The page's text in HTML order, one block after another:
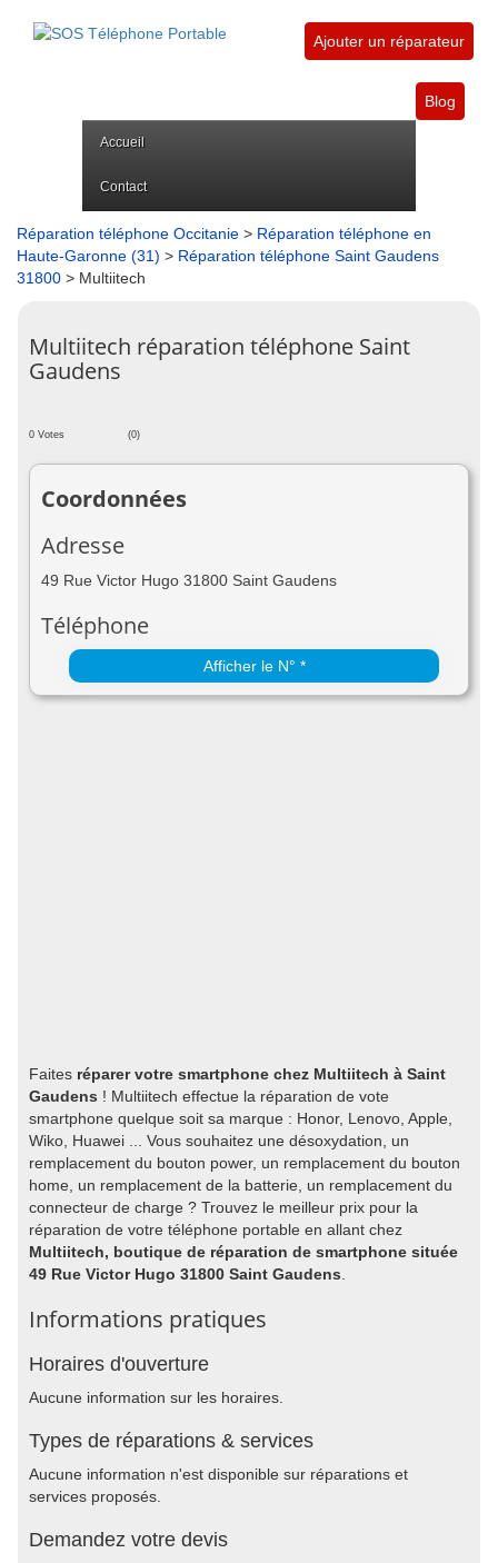
Ajouter un réparateur
Blog
Accueil
Contact
Réparation téléphone Occitanie > Réparation téléphone en
Haute-Garonne (31) > Réparation téléphone Saint Gaudens
31800 > Multiitech
Multiitech réparation téléphone Saint
Gaudens
0 Votes (0)
Coordonnées
Adresse
49 Rue Victor Hugo 31800 Saint Gaudens
Téléphone
Afficher le N° *
Faites réparer votre smartphone chez Multiitech à Saint
Gaudens ! Multiitech effectue la réparation de vote
smartphone quelque soit sa marque : Honor, Lenovo, Apple,
Wiko, Huawei ... Vous souhaitez une désoxydation, un
remplacement du bouton power, un remplacement du bouton
home, un remplacement de la batterie, un remplacement du
connecteur de charge ? Trouvez le meilleur prix pour la
réparation de votre téléphone portable en allant chez
Multiitech, boutique de réparation de smartphone située
49 Rue Victor Hugo 31800 Saint Gaudens
Informations pratiques
Horaires d'ouverture
Aucune information sur les horaires.
Types de réparations & services
Aucune information n'est disponible sur réparations et
services proposés.
Demandez votre devis